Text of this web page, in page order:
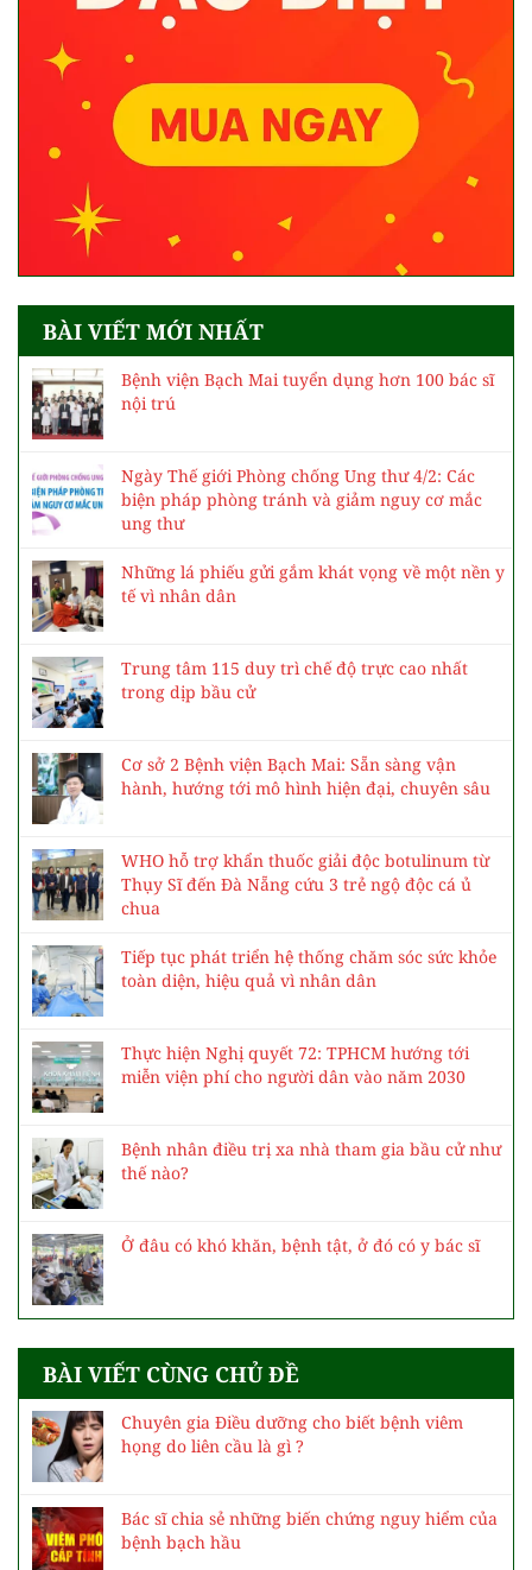
BÀI VIẾT MỚI NHẤT
Bệnh viện Bạch Mai tuyển dụng hơn 100 bác sĩ
nội trú
Ngày Thế giới Phòng chống Ung thư 4/2: Các
biện pháp phòng tránh và giảm nguy cơ mắc
ung thư
Những lá phiếu gửi gắm khát vọng về một nền y
tế vì nhân dân
Trung tâm 115 duy trì chế độ trực cao nhất
trong dịp bầu cử
Cơ sở 2 Bệnh viện Bạch Mai: Sẵn sàng vận
hành, hướng tới mô hình hiện đại, chuyên sâu
WHO hỗ trợ khẩn thuốc giải độc botulinum từ
Thụy Sĩ đến Đà Nẵng cứu 3 trẻ ngộ độc cá ủ
chua
Tiếp tục phát triển hệ thống chăm sóc sức khỏe
toàn diện, hiệu quả vì nhân dân
Thực hiện Nghị quyết 72: TPHCM hướng tới
miễn viện phí cho người dân vào năm 2030
Bệnh nhân điều trị xa nhà tham gia bầu cử như
thế nào?
Ở đâu có khó khăn, bệnh tật, ở đó có y bác sĩ
BÀI VIẾT CÙNG CHỦ ĐỀ
Chuyên gia Điều dưỡng cho biết bệnh viêm
họng do liên cầu là gì ?
Bác sĩ chia sẻ những biến chứng nguy hiểm của
bệnh bạch hầu